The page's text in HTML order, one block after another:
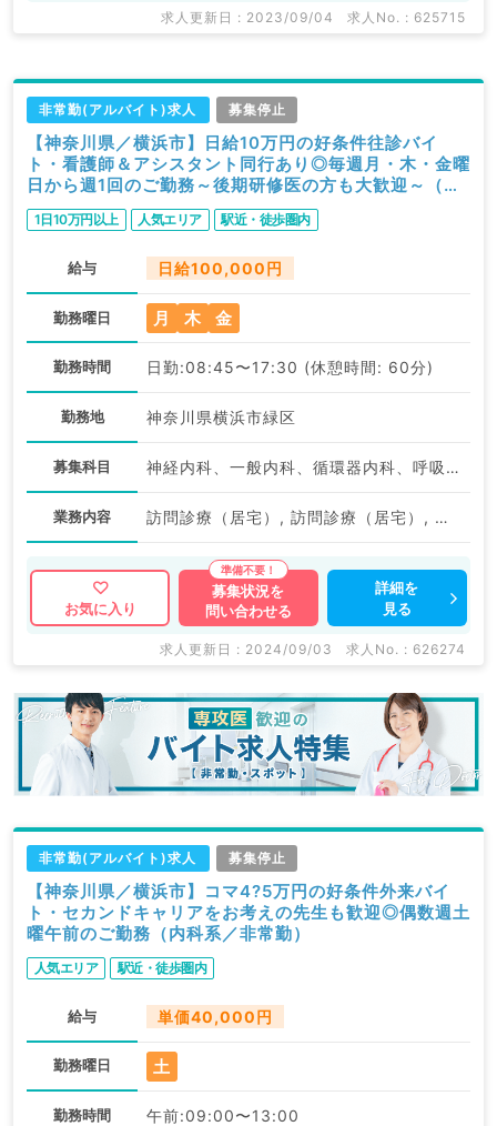
求人更新日 : 2023/09/04 求人No. : 625715
非常勤(アルバイト)求人 募集停止
【神奈川県／横浜市】日給10万円の好条件往診バイ
ト・看護師＆アシスタント同行あり◎毎週月・木・金曜
日から週1回のご勤務～後期研修医の方も大歓迎～（内
科系／非常勤）
1日10万円以上 人気エリア 駅近・徒歩圏内
給与 日給100,000円
勤務曜日 月 木 金
勤務時間 日勤:08:45〜17:30 (休憩時間: 60分)
勤務地 神奈川県横浜市緑区
募集科目 神経内科、一般内科、循環器内科、呼吸器内科、消化器内科、内分泌・代謝内科、腎臓内科、老年内科、血液内科
業務内容 訪問診療（居宅）, 訪問診療（居宅）, 訪問診療（施設）, 訪問診療（施設）
お気に入り
募集状況を
問い合わせる
詳細を
見る
求人更新日 : 2024/09/03 求人No. : 626274
非常勤(アルバイト)求人 募集停止
【神奈川県／横浜市】コマ4?5万円の好条件外来バイ
ト・セカンドキャリアをお考えの先生も歓迎◎偶数週土
曜午前のご勤務（内科系／非常勤）
人気エリア 駅近・徒歩圏内
給与 単価40,000円
勤務曜日 土
勤務時間 午前:09:00〜13:00